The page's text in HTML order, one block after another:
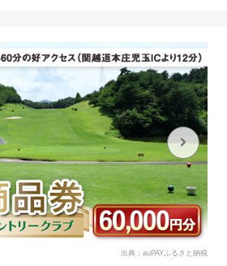
出典：auPAYふるさと納税